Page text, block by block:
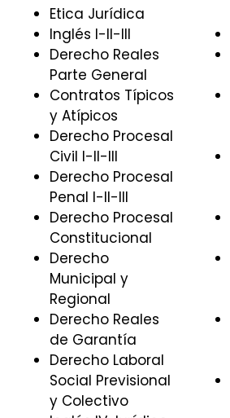
Etica Jurídica
Inglés I-II-III
Derecho Reales
Parte General
Contratos Típicos
y Atípicos
Derecho Procesal
Civil I-II-III
Derecho Procesal
Penal I-II-III
Derecho Procesal
Constitucional
Derecho
Municipal y
Regional
Derecho Reales
de Garantía
Derecho Laboral
Social Previsional
y Colectivo